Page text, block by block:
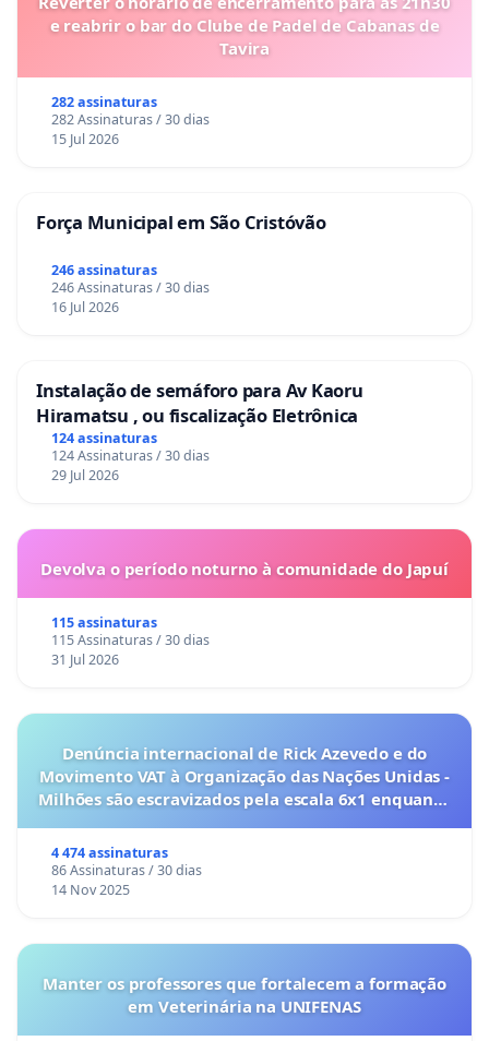
e reabrir o bar do Clube de Padel de Cabanas de
Tavira
282 assinaturas
282 Assinaturas / 30 dias
15 Jul 2026
Força Municipal em São Cristóvão
246 assinaturas
246 Assinaturas / 30 dias
16 Jul 2026
Instalação de semáforo para Av Kaoru
Hiramatsu , ou fiscalização Eletrônica
124 assinaturas
124 Assinaturas / 30 dias
29 Jul 2026
Devolva o período noturno à comunidade do Japuí
115 assinaturas
115 Assinaturas / 30 dias
31 Jul 2026
Denúncia internacional de Rick Azevedo e do
Movimento VAT à Organização das Nações Unidas -
Milhões são escravizados pela escala 6x1 enquanto
4 474 assinaturas
86 Assinaturas / 30 dias
14 Nov 2025
Manter os professores que fortalecem a formação
em Veterinária na UNIFENAS